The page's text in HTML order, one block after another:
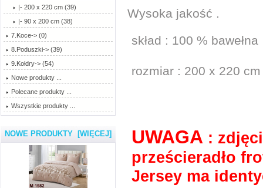
|- 200 x 220 cm (39)
|- 90 x 200 cm (38)
7.Koce-> (0)
8.Poduszki-> (39)
9.Kołdry-> (54)
Nowe produkty ...
Polecane produkty ...
Wszystkie produkty ...
NOWE PRODUKTY [WIĘCEJ]
Wysoka jakość .
skład : 100 % bawełna
rozmiar : 200 x 220 cm
UWAGA :
prześcieradło
Jersey ma